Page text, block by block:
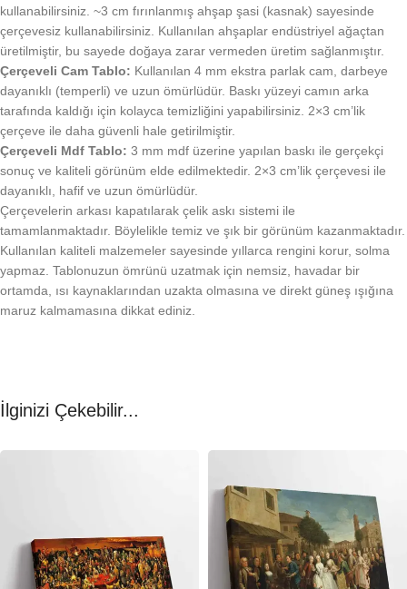
kullanabilirsiniz. ~3 cm fırınlanmış ahşap şasi (kasnak) sayesinde
çerçevesiz kullanabilirsiniz. Kullanılan ahşaplar endüstriyel ağaçtan
üretilmiştir, bu sayede doğaya zarar vermeden üretim sağlanmıştır.
Çerçeveli Cam Tablo: Kullanılan 4 mm ekstra parlak cam, darbeye
dayanıklı (temperli) ve uzun ömürlüdür. Baskı yüzeyi camın arka
tarafında kaldığı için kolayca temizliğini yapabilirsiniz. 2×3 cm’lik
çerçeve ile daha güvenli hale getirilmiştir.
Çerçeveli Mdf Tablo: 3 mm mdf üzerine yapılan baskı ile gerçekçi
sonuç ve kaliteli görünüm elde edilmektedir. 2×3 cm’lik çerçevesi ile
dayanıklı, hafif ve uzun ömürlüdür.
Çerçevelerin arkası kapatılarak çelik askı sistemi ile
tamamlanmaktadır. Böylelikle temiz ve şık bir görünüm kazanmaktadır.
Kullanılan kaliteli malzemeler sayesinde yıllarca rengini korur, solma
yapmaz. Tablonuzun ömrünü uzatmak için nemsiz, havadar bir
ortamda, ısı kaynaklarından uzakta olmasına ve direkt güneş ışığına
maruz kalmamasına dikkat ediniz.
İlginizi Çekebilir...